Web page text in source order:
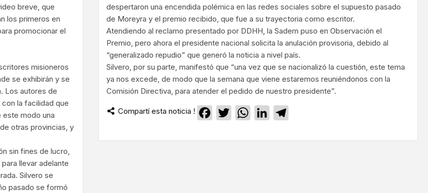
breve, que
los primeros en
promocionar el
misioneros
se exhibirán y se
Los autores de
la facilidad que
este modo una
otras provincias, y
sin fines de lucro,
llevar adelante
Silvero se
pasado se formó
despertaron una encendida polémica en las redes sociales sobre el supuesto pasado
de Moreyra y el premio recibido, que fue a su trayectoria como escritor.
Atendiendo al reclamo presentado por DDHH, la Sadem puso en Observación el
Premio, pero ahora el presidente nacional solicita la anulación provisoria, debido al
“generalizado repudio” que generó la noticia a nivel país.
Silvero, por su parte, manifestó que “una vez que se nacionalizó la cuestión, este tema
ya nos excede, de modo que la semana que viene estaremos reuniéndonos con la
Comisión Directiva, para atender el pedido de nuestro presidente”.
Compartí esta noticia ! Facebook
TwitterWhatsApp
LinkedIn